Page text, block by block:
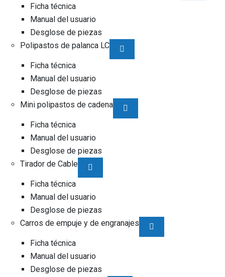
Ficha técnica
Manual del usuario
Desglose de piezas
Polipastos de palanca LC
Ficha técnica
Manual del usuario
Desglose de piezas
Mini polipastos de cadena
Ficha técnica
Manual del usuario
Desglose de piezas
Tirador de Cable
Ficha técnica
Manual del usuario
Desglose de piezas
Carros de empuje y de engranajes
Ficha técnica
Manual del usuario
Desglose de piezas